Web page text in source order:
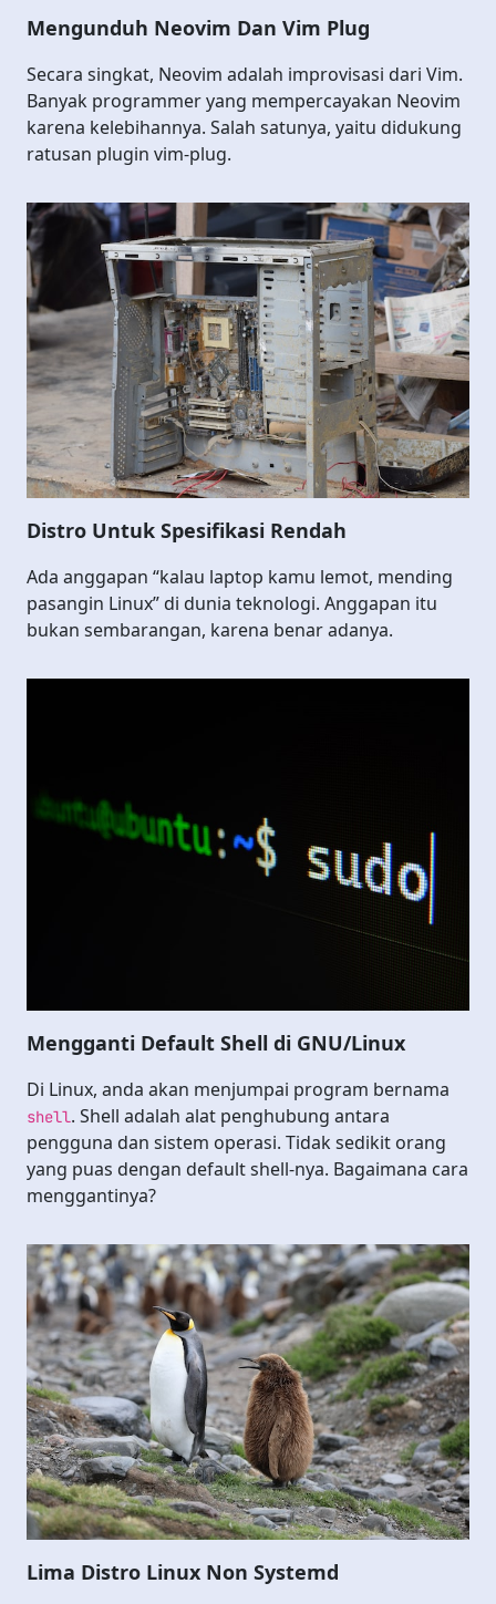
Mengunduh Neovim Dan Vim Plug
Secara singkat, Neovim adalah improvisasi dari Vim.
Banyak programmer yang mempercayakan Neovim
karena kelebihannya. Salah satunya, yaitu didukung
ratusan plugin vim-plug.
Distro Untuk Spesifikasi Rendah
Ada anggapan “kalau laptop kamu lemot, mending
pasangin Linux” di dunia teknologi. Anggapan itu
bukan sembarangan, karena benar adanya.
Mengganti Default Shell di GNU/Linux
Di Linux, anda akan menjumpai program bernama
shell. Shell adalah alat penghubung antara
pengguna dan sistem operasi. Tidak sedikit orang
yang puas dengan default shell-nya. Bagaimana cara
menggantinya?
Lima Distro Linux Non Systemd